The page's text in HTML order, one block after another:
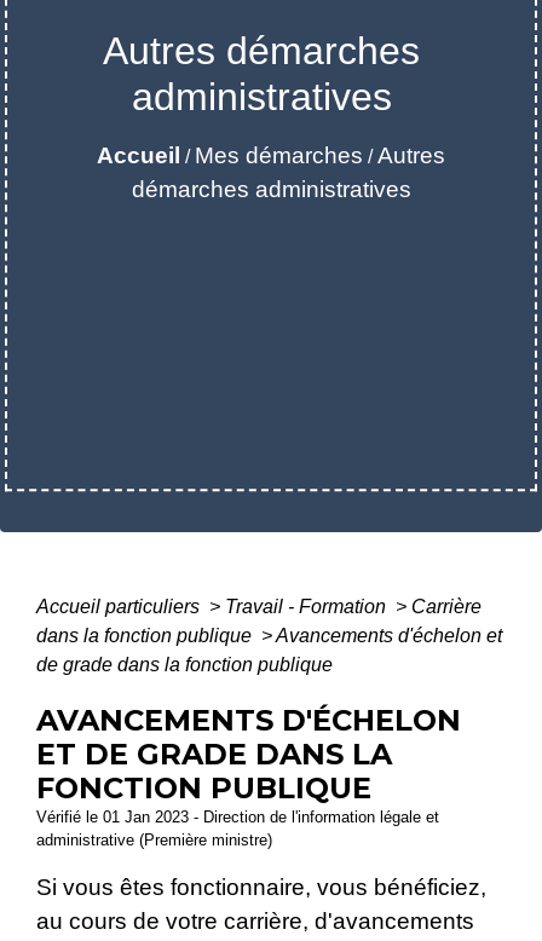
Autres démarches
administratives
Accueil / Mes démarches /Autres
démarches administratives
Accueil particuliers > Travail - Formation > Carrière
dans la fonction publique >Avancements d'échelon et
de grade dans la fonction publique
AVANCEMENTS D'ÉCHELON
ET DE GRADE DANS LA
FONCTION PUBLIQUE
Vérifié le 01 Jan 2023 - Direction de l'information légale et
administrative (Première ministre)
Si vous êtes fonctionnaire, vous bénéficiez,
au cours de votre carrière, d'avancements